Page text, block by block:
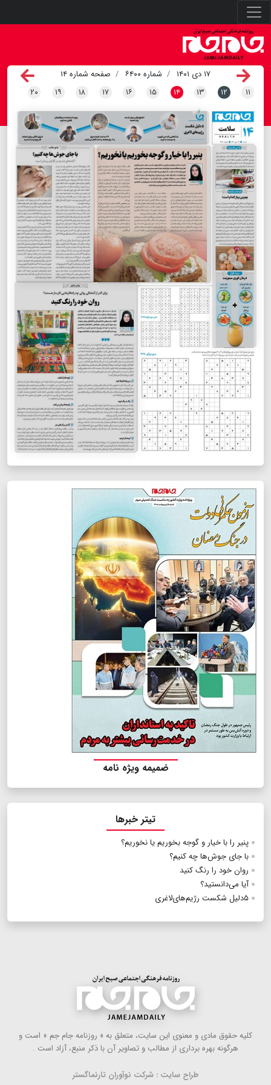
۱۷ دی ۱۴۰۱ شماره ۶۴۰۰
صفحه شماره ۱۴
۱۱ ۱۲ ۱۳ ۱۴ ۱۵ ۱۶ ۱۷ ۱۸ ۱۹ ۲۰
ضمیمه ویژه نامه
تیتر خبرها
پنیر را با خیار و گوجه بخوریم یا نخوریم؟
با جای جوش‌ها چه کنیم؟
روان خود را رنگ کنید
آیا می‌دانستید؟
۵دلیل شکست رژیم‌های‌لاغری
كلیه حقوق مادی و معنوی این سایت، متعلق به « روزنامه جام جم » است و
هرگونه بهره ‌برداری از مطالب و تصاویر آن با ذكر منبع، آزاد است .
طراح سایت : شرکت نوآوران تارنماگستر